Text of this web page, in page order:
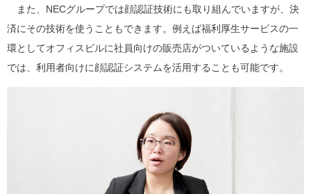
また、NECグループでは顔認証技術にも取り組んでいますが、決
済にその技術を使うこともできます。例えば福利厚生サービスの一
環としてオフィスビルに社員向けの販売店がついているような施設
では、利用者向けに顔認証システムを活用することも可能です。